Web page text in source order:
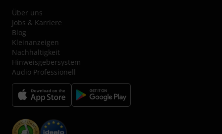
Über uns
Jobs & Karriere
Blog
Kleinanzeigen
Nachhaltigkeit
Hinweisgebersystem
Audio Professionell